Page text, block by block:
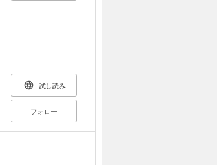
試し読み
フォロー